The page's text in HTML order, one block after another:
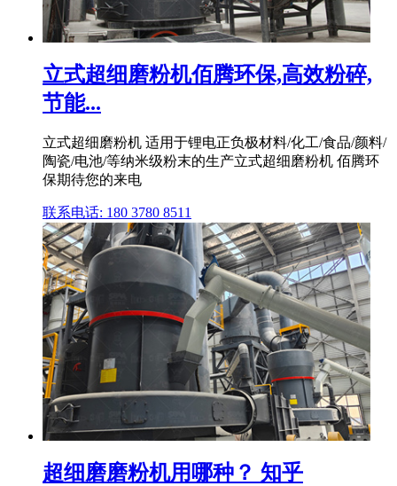
立式超细磨粉机佰腾环保,高效粉碎,
节能...
立式超细磨粉机 适用于锂电正负极材料/化工/食品/颜料/
陶瓷/电池/等纳米级粉末的生产立式超细磨粉机 佰腾环
保期待您的来电
联系电话: 180 3780 8511
超细磨磨粉机用哪种？ 知乎